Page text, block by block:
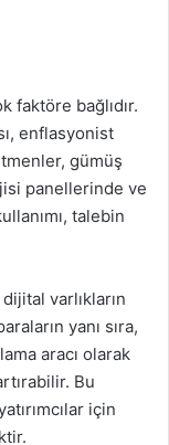
faktöre bağlıdır.
enflasyonist
gümüş
panellerinde ve
talebin
varlıkların
yanı sıra,
aracı olarak
Bu
için